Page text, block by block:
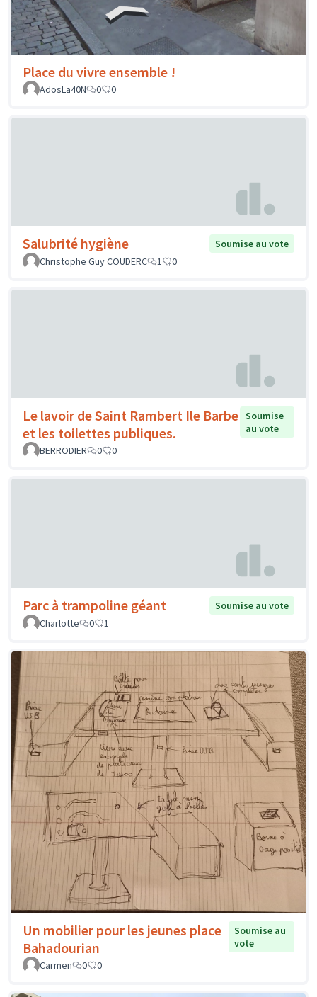
Place du vivre ensemble !
AdosLa40N 0 0
Salubrité hygiène
Soumise au vote
Christophe Guy COUDERC
1 0
Le lavoir de Saint Rambert Ile Barbe
et les toilettes publiques.
Soumise
au vote
BERRODIER
0 0
Parc à trampoline géant
Soumise au vote
Charlotte
0 1
Un mobilier pour les jeunes place
Bahadourian
Soumise au
vote
Carmen
0 0